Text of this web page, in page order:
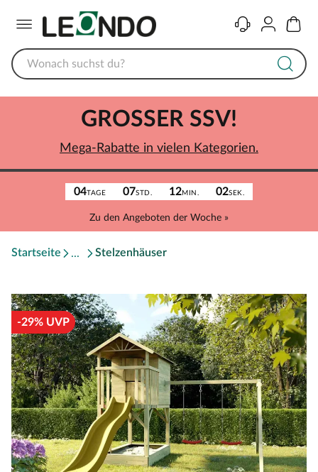
KontaktKonto
04TAGE 07STD. 12MIN. 02SEK.
Zu den Angeboten der Woche »
GROSSER SSV!
Mega-Rabatte in vielen Kategorien.
Startseite Stelzenhäuser
-29% UVP